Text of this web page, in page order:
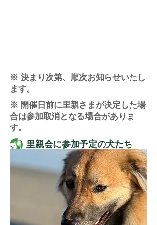
※ 決まり次第、順次お知らせいたし
ます。
※ 開催日前に里親さまが決定した場
合は参加取消となる場合がありま
す。
​里親会に参加予定の犬たち